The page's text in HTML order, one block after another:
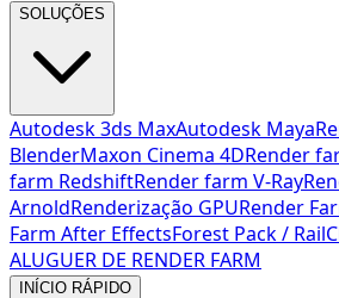
SOLUÇÕES
Autodesk 3ds MaxAutodesk Maya
BlenderMaxon Cinema 4DRender
farm RedshiftRender farm V-Ray
ArnoldRenderização GPURender
Farm After EffectsForest Pack /
ALUGUER DE RENDER FARM
INÍCIO RÁPIDO